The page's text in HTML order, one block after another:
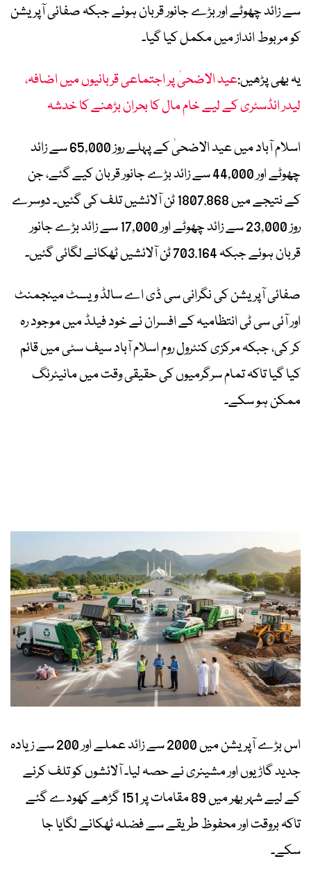
سے زائد چھوٹے اور بڑے جانور قربان ہوئے جبکہ صفائی آپریشن
کو مربوط انداز میں مکمل کیا گیا۔
یہ بھی پڑھیں:عید الاضحیٰ پر اجتماعی قربانیوں میں اضافہ،
لیدر انڈسٹری کے لیے خام مال کا بحران بڑھنے کا خدشہ
اسلام آباد میں عید الاضحیٰ کے پہلے روز 65,000 سے زائد
چھوٹے اور 44,000 سے زائد بڑے جانور قربان کیے گئے، جن
کے نتیجے میں 1807.868 ٹن آلائشیں تلف کی گئیں۔ دوسرے
روز 23,000 سے زائد چھوٹے اور 17,000 سے زائد بڑے جانور
قربان ہوئے جبکہ 703.164 ٹن آلائشیں ٹھکانے لگائی گئیں۔
صفائی آپریشن کی نگرانی سی ڈی اے سالڈ ویسٹ مینجمنٹ
اور آئی سی ٹی انتظامیہ کے افسران نے خود فیلڈ میں موجود رہ
کر کی، جبکہ مرکزی کنٹرول روم اسلام آباد سیف سٹی میں قائم
کیا گیا تاکہ تمام سرگرمیوں کی حقیقی وقت میں مانیٹرنگ
ممکن ہو سکے۔
اس بڑے آپریشن میں 2000 سے زائد عملے اور 200 سے زیادہ
جدید گاڑیوں اور مشینری نے حصہ لیا۔ آلائشوں کو تلف کرنے
کے لیے شہر بھر میں 89 مقامات پر 151 گڑھے کھودے گئے
تاکہ بروقت اور محفوظ طریقے سے فضلہ ٹھکانے لگایا جا
سکے۔